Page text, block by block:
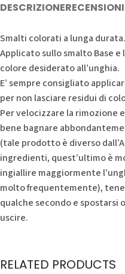
DESCRIZIONE
Smalti colorati a lunga durata.
Applicato sullo smalto Base e
colore desiderato all’unghia.
E’ sempre consigliato
per non lasciare residui di
Per velocizzare la rimozione
bene bagnare
(tale prodotto è diverso
ingredienti, quest’ultimo è
ingiallire maggiormente
molto frequentemente),
qualche secondo e spostarsi
uscire.
RELATED PRODUCTS